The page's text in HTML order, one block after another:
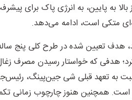
بالا به پایین، به انرژی پاک برای
متکی است، ادامه می‌دهد.
هدف تعیین شده در طرح کلی پنج
هدفی که خواستار رسیدن مصرف
به تعهد قبلی شی جین‌پینگ،
است. همچنین هنوز چارچوب زمانی